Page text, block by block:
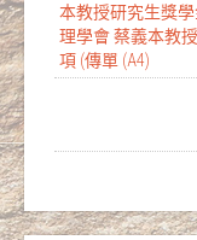
本教授研究生獎
理學會 蔡義本教
項 (傳單 (A4)